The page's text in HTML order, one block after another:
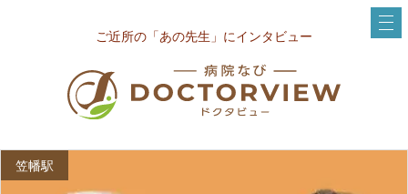
ご近所の「あの先生」にインタビュー
笠幡駅